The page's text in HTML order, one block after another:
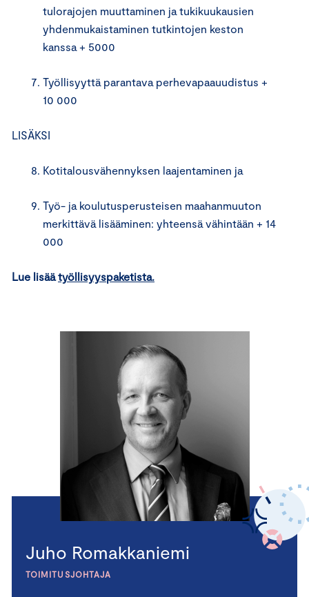
tulorajojen muuttaminen ja tukikuukausien
yhdenmukaistaminen tutkintojen keston
kanssa + 5000
Työllisyyttä parantava perhevapaauudistus +
10 000
LISÄKSI
Kotitalousvähennyksen laajentaminen ja
Työ- ja koulutusperusteisen maahanmuuton
merkittävä lisääminen: yhteensä vähintään + 14
000
Lue lisäätyöllisyyspaketista.
Juho Romakkaniemi
TOIMITUSJOHTAJA